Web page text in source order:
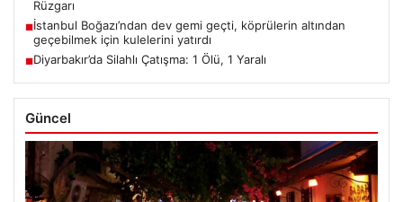
Rüzgarı
■İstanbul Boğazı’ndan dev gemi geçti, köprülerin altından
geçebilmek için kulelerini yatırdı
■Diyarbakır’da Silahlı Çatışma: 1 Ölü, 1 Yaralı
Güncel